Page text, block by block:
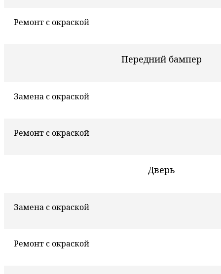
Ремонт с окраской
Передний бампер
Замена с окраской
Ремонт с окраской
Дверь
Замена с окраской
Ремонт с окраской